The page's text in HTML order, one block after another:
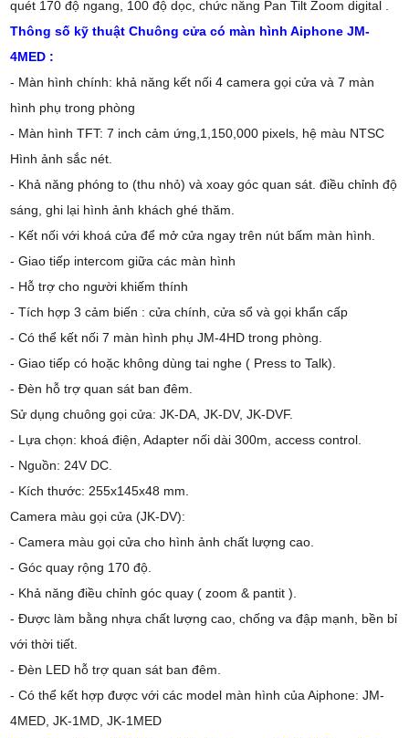
quét 170 độ ngang, 100 độ dọc, chức năng Pan Tilt Zoom digital .
Thông số kỹ thuật Chuông cửa có màn hình Aiphone JM-
4MED :
- Màn hình chính: khả năng kết nối 4 camera gọi cửa và 7 màn
hình phụ trong phòng
- Màn hình TFT: 7 inch cảm ứng,1,150,000 pixels, hệ màu NTSC
Hình ảnh sắc nét.
- Khả năng phóng to (thu nhỏ) và xoay góc quan sát. điều chỉnh độ
sáng, ghi lại hình ảnh khách ghé thăm.
- Kết nối với khoá cửa để mở cửa ngay trên nút bấm màn hình.
- Giao tiếp intercom giữa các màn hình
- Hỗ trợ cho người khiếm thính
- Tích hợp 3 cảm biến : cửa chính, cửa sổ và gọi khẩn cấp
- Có thể kết nối 7 màn hình phụ JM-4HD trong phòng.
- Giao tiếp có hoặc không dùng tai nghe ( Press to Talk).
- Đèn hỗ trợ quan sát ban đêm.
Sử dụng chuông gọi cửa: JK-DA, JK-DV, JK-DVF.
- Lựa chọn: khoá điện, Adapter nối dài 300m, access control.
- Nguồn: 24V DC.
- Kích thước: 255x145x48 mm.
Camera màu gọi cửa (JK-DV):
- Camera màu gọi cửa cho hình ảnh chất lượng cao.
- Góc quay rộng 170 độ.
- Khả năng điều chỉnh góc quay ( zoom & pantit ).
- Được làm bằng nhựa chất lượng cao, chống va đập mạnh, bền bỉ
với thời tiết.
- Đèn LED hỗ trợ quan sát ban đêm.
- Có thể kết hợp được với các model màn hình của Aiphone: JM-
4MED, JK-1MD, JK-1MED